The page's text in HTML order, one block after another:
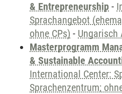
& Entrepreneurship -
Sprachangebot
ohne CPs) - Ungarisch
Masterprogramm
& Sustainable
International Center:
Sprachenzentrum;